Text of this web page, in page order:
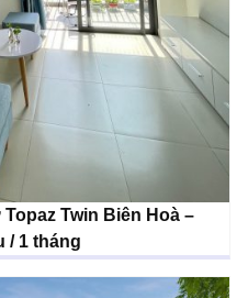
Twin Biên Hoà –
/ 1 tháng